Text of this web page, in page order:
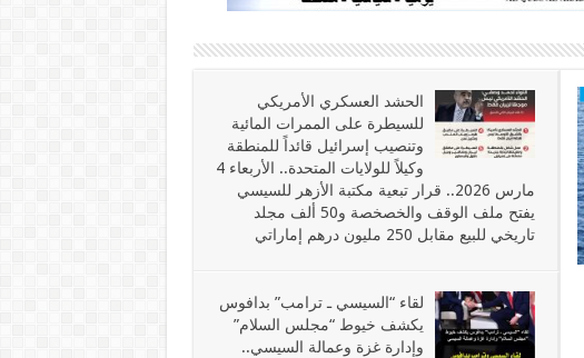
الحشد العسكري الأمريكي
للسيطرة على الممرات المائية
وتنصيب إسرائيل قائداً للمنطقة
وكيلاً للولايات المتحدة.. الأربعاء 4
مارس 2026.. قرار تبعية مكتبة الأزهر للسيسي
يفتح ملف الوقف والخصخصة و50 ألف مجلد
تاريخي للبيع مقابل 250 مليون درهم إماراتي
لقاء “السيسي ـ ترامب” بدافوس
يكشف خيوط “مجلس السلام”
وإدارة غزة وعمالة السيسي..